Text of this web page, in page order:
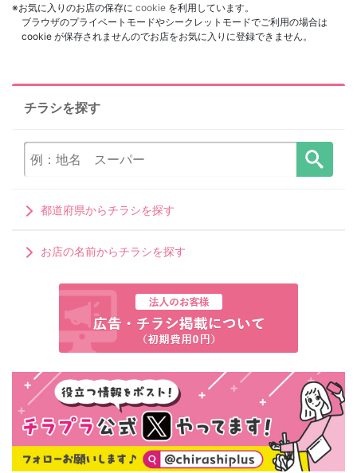
※お気に入りのお店の保存に cookie を利用しています。
ブラウザのプライベートモードやシークレットモードでご利用の場合は
cookie が保存されませんのでお店をお気に入りに登録できません。
チラシを探す
都道府県からチラシを探す
お店の名前からチラシを探す